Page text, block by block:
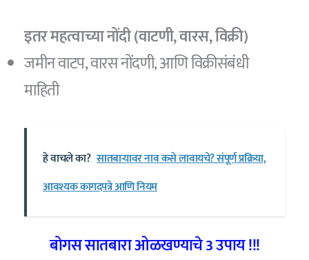
इतर महत्वाच्या नोंदी (वाटणी, वारस, विक्री)
जमीन वाटप, वारस नोंदणी, आणि विक्रीसंबंधी
माहिती
हे वाचले का? सातबाऱ्यावर नाव कसे लावायचे? संपूर्ण प्रक्रिया,
आवश्यक कागदपत्रे आणि नियम
बोगस सातबारा ओळखण्याचे 3 उपाय !!!